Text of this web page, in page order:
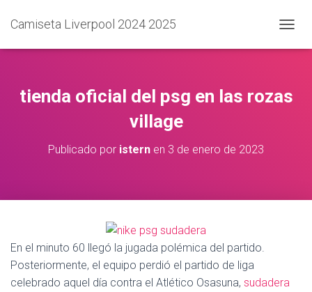
Camiseta Liverpool 2024 2025
A
A
C
tienda oficial del psg en las rozas
village
Publicado por istern en 3 de enero de 2023
En el minuto 60 llegó la jugada polémica del partido.
Posteriormente, el equipo perdió el partido de liga
celebrado aquel día contra el Atlético Osasuna, sudadera